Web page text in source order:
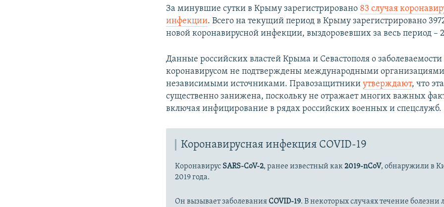
За минувшие сутки в Крыму зарегистрировано 83 случая
инфекции. Всего на текущий период в Крыму зарегистрировано
новой коронавирусной инфекции, выздоровевших за весь период –
Данные российских властей Крыма и Севастополя о заболеваемости
коронавирусом не подтверждены международными
независимыми источниками. Правозащитникиутверждают, что
существенно занижена, поскольку не отражает многих важных
включая инфицирование в рядах российских военных и спецслужб.
Коронавирусная инфекция COVID-19
Коронавирус SARS-CoV-2, ранее известный как2019-nCoV, обнаружили в
2019 года.
Он вызывает заболеванияCOVID-19. В некоторых случаях течение болезни